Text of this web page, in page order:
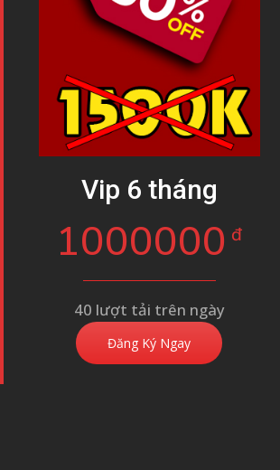
Vip 6 tháng
1000000 đ
40 lượt tải trên ngày
Đăng Ký Ngay